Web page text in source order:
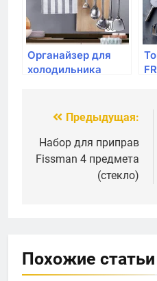
Органайзер для
холодильника
Навигация
по
записям
Предыдущая:
Набор для приправ
Fissman 4 предмета
(стекло)
Похожие статьи